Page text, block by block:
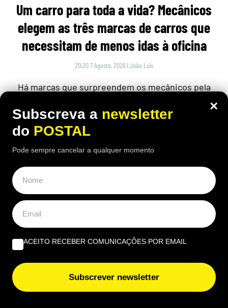
Um carro para toda a vida? Mecânicos
elegem as três marcas de carros que
necessitam de menos idas à oficina
20:20 7 Agosto, 2026 |João Luís
Há marcas que surpreendem os mecânicos pela
carros que menos vão à oficina
×
Subscreva a newsletter
do POSTAL
Pode sempre cancelar a qualquer momento
ACEITO RECEBER COMUNICAÇÕES POR EMAIL
Subscrever newsletter